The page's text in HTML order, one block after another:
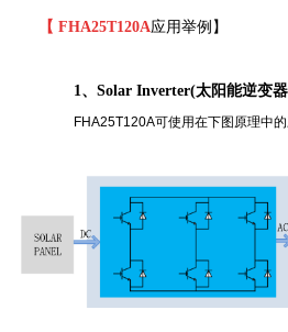
【 FHA25T120A应用举例】
1、Solar Inverter(太阳能逆变
FHA25T120A可使用在下图原理中